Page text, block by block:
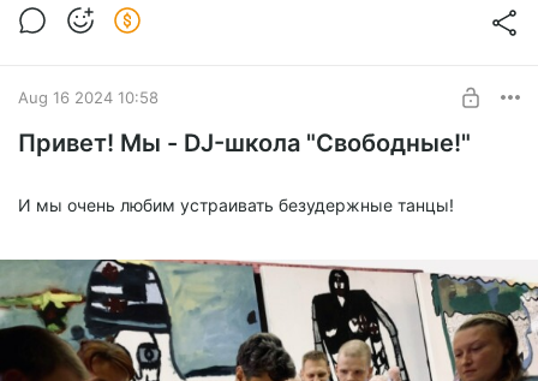
Aug 16 2024 10:58
Привет! Мы - DJ-школа "Свободные!"
И мы очень любим устраивать безудержные танцы!